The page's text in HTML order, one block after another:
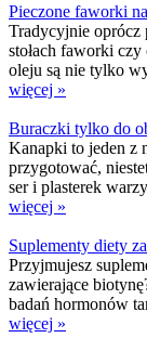
Pieczone faworki
Tradycyjnie oprócz
stołach faworki
oleju są nie tylko
więcej »
Buraczki tylko do
Kanapki to jeden z
przygotować,
ser i plasterek
więcej »
Suplementy diety
Przyjmujesz
zawierające
badań hormonów
więcej »